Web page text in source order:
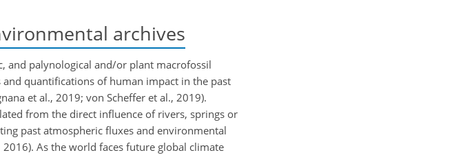
archives
and palynological and/or plant macrofossil
quantifications of human impact in the past
et al., 2019; von Scheffer et al., 2019).
from the direct influence of rivers, springs or
past atmospheric fluxes and environmental
As the world faces future global climate